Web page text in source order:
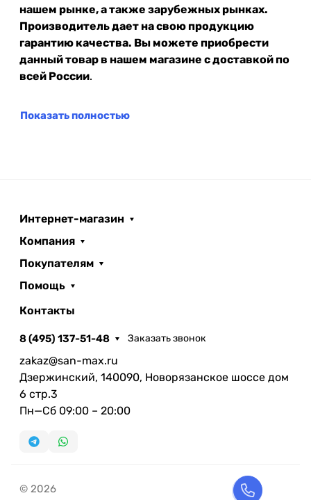
нашем рынке, а также зарубежных рынках.
Производитель дает на свою продукцию
гарантию качества. Вы можете приобрести
данный товар в нашем магазине с доставкой по
всей России.
Показать полностью
Интернет-магазин
Компания
Покупателям
Помощь
Контакты
8 (495) 137-51-48 Заказать звонок
zakaz@san-max.ru
Дзержинский, 140090, Новорязанское шоссе дом
6 стр.3
Пн—Сб 09:00 – 20:00
© 2026